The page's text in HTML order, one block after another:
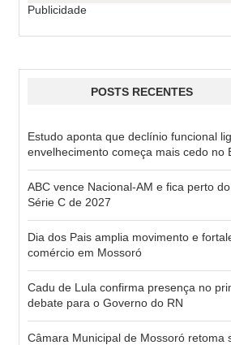
Publicidade
POSTS RECENTES
Estudo aponta que declínio funcional
envelhecimento começa mais cedo no
ABC vence Nacional-AM e fica perto
Série C de 2027
Dia dos Pais amplia movimento e
comércio em Mossoró
Cadu de Lula confirma presença no
debate para o Governo do RN
Câmara Municipal de Mossoró retoma